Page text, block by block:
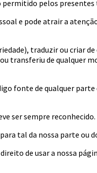
permitido pelos
e pode atrair a
traduzir ou criar
transferiu de qualquer
fonte de qualquer
ser sempre reconhecido.
tal da nossa parte ou
de usar a nossa